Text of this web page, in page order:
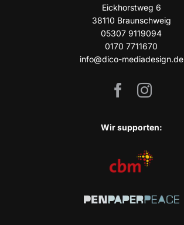
Eick­horst­weg 6
38110 Braun­schweig
05307 9119094
0170 7711670
info@dico-mediadesign.de
Wir sup­port­en: